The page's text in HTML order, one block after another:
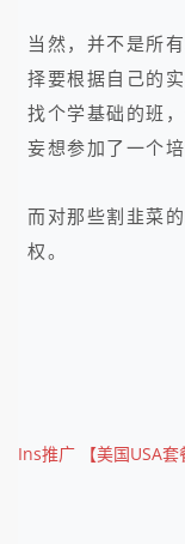
当然，并不是所
择要根据自己的
找个学基础的班
妄想参加了一个
而对那些割韭菜
权。
Ins推广 【美国USA